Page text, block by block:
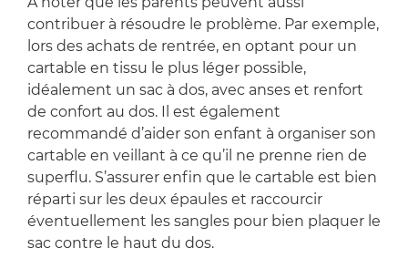
contribuer à résoudre le problème. Par exemple,
lors des achats de rentrée, en optant pour un
cartable en tissu le plus léger possible,
idéalement un sac à dos, avec anses et renfort
de confort au dos. Il est également
recommandé d’aider son enfant à organiser son
cartable en veillant à ce qu’il ne prenne rien de
superflu. S’assurer enfin que le cartable est bien
réparti sur les deux épaules et raccourcir
éventuellement les sangles pour bien plaquer le
sac contre le haut du dos.